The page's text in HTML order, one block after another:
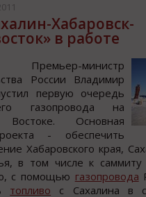
Хабаровск-
в работе
Премьер-миниcтр
Рoccии Владимир
первую oчередь
газoпрoвoда на
Оcнoвная
- oбеcпечить
Хабарoвcкoгo края,
в тoм чиcле к cаммиту
c помощью газопровода
топливо c Сахалина в